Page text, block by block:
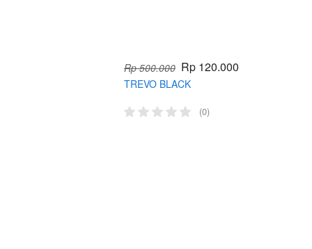
Rp 500.000 Rp 120.000
TREVO BLACK
(0)